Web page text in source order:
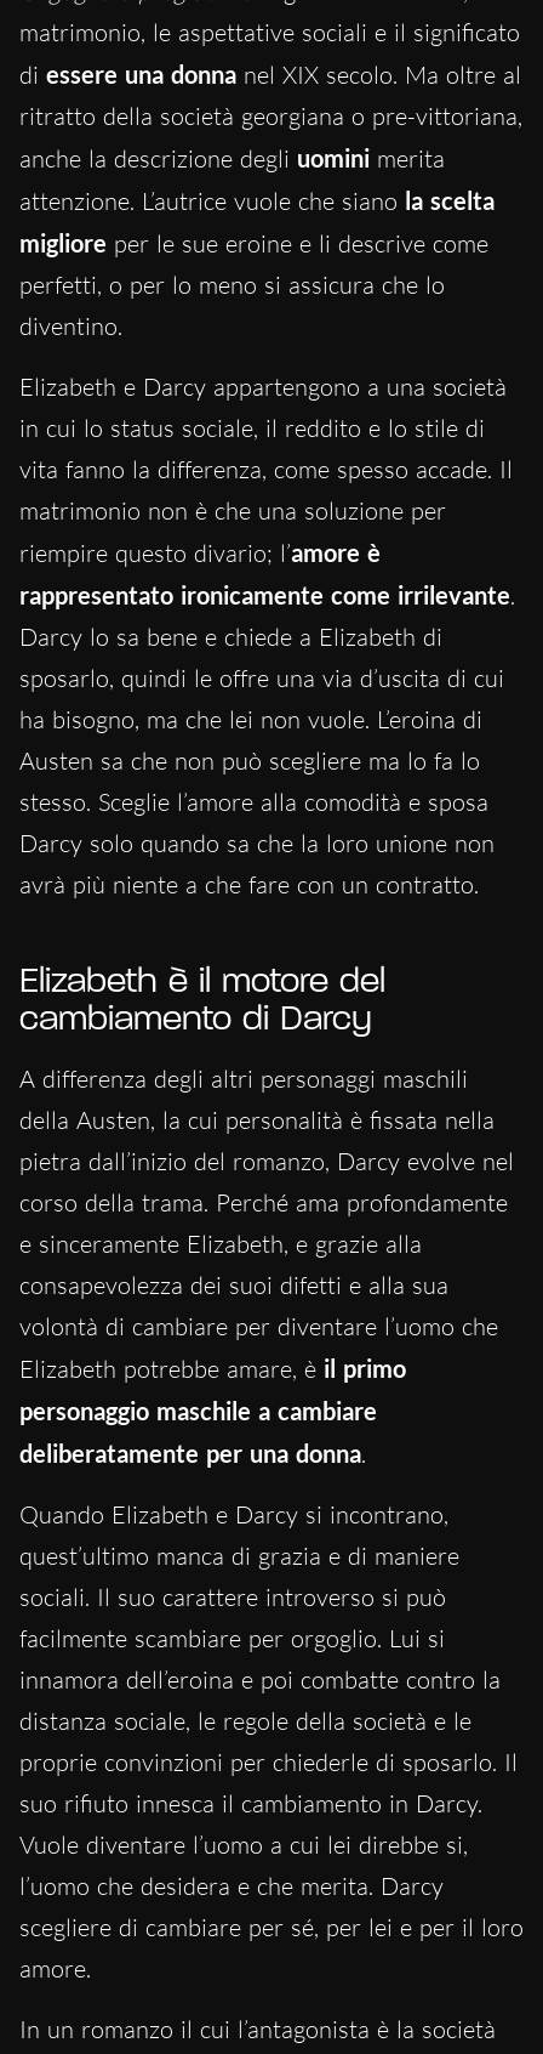
matrimonio, le aspettative sociali e il significato
di essere una donna nel XIX secolo. Ma oltre al
ritratto della società georgiana o pre-vittoriana,
anche la descrizione degli uomini merita
attenzione. L’autrice vuole che siano la scelta
migliore per le sue eroine e li descrive come
perfetti, o per lo meno si assicura che lo
diventino.
Elizabeth e Darcy appartengono a una società
in cui lo status sociale, il reddito e lo stile di
vita fanno la differenza, come spesso accade. Il
matrimonio non è che una soluzione per
riempire questo divario; l’amore è
rappresentato ironicamente come irrilevante.
Darcy lo sa bene e chiede a Elizabeth di
sposarlo, quindi le offre una via d’uscita di cui
ha bisogno, ma che lei non vuole. L’eroina di
Austen sa che non può scegliere ma lo fa lo
stesso. Sceglie l’amore alla comodità e sposa
Darcy solo quando sa che la loro unione non
avrà più niente a che fare con un contratto.
Elizabeth è il motore del
cambiamento di Darcy
A differenza degli altri personaggi maschili
della Austen, la cui personalità è fissata nella
pietra dall’inizio del romanzo, Darcy evolve nel
corso della trama. Perché ama profondamente
e sinceramente Elizabeth, e grazie alla
consapevolezza dei suoi difetti e alla sua
volontà di cambiare per diventare l’uomo che
Elizabeth potrebbe amare, è il primo
personaggio maschile a cambiare
deliberatamente per una donna.
Quando Elizabeth e Darcy si incontrano,
quest’ultimo manca di grazia e di maniere
sociali. Il suo carattere introverso si può
facilmente scambiare per orgoglio. Lui si
innamora dell’eroina e poi combatte contro la
distanza sociale, le regole della società e le
proprie convinzioni per chiederle di sposarlo. Il
suo rifiuto innesca il cambiamento in Darcy.
Vuole diventare l’uomo a cui lei direbbe si,
l’uomo che desidera e che merita. Darcy
scegliere di cambiare per sé, per lei e per il loro
amore.
In un romanzo il cui l’antagonista è la società